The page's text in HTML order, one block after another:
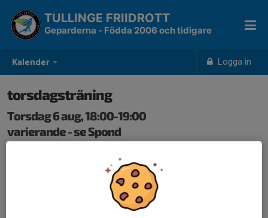
Kalender Logga in
TULLINGE FRIIDROTT
Geparderna - Födda 2006 och tidigare
torsdagsträning
Torsdag 6 aug, 18:00-19:00
varierande - se Spond